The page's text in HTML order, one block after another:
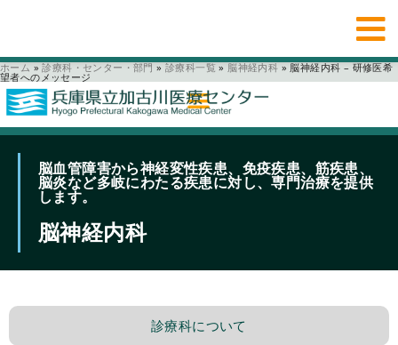
ホーム » 診療科・センター・部門 » 診療科一覧 » 脳神経内科 » 脳神経内科 – 研修医希
望者へのメッセージ
脳血管障害から神経変性疾患、免疫疾患、筋疾患、
脳炎など多岐にわたる疾患に対し、専門治療を提供
します。
脳神経内科
診療科について